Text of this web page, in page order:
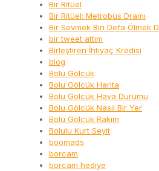
Bir Ritüel
Bir Ritüel: Metrobüs Dramı
Bir Sevmek Bin Defa Ölmek
bir tweet attım
Birleştiren İhtiyaç Kredisi
blog
Bolu Gölcük
Bolu Gölcük Harita
Bolu Gölcük Hava Durumu
Bolu Gölcük Nasıl Bir Yer
Bolu Gölcük Rakım
Bolulu Kurt Seyit
boomads
borcam
borcam hediye